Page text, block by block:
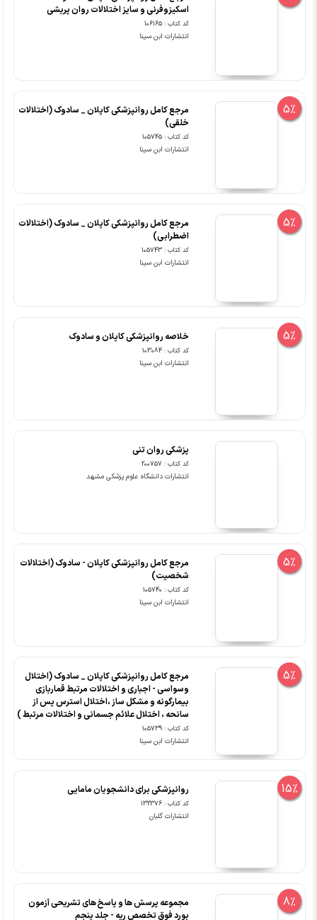
اسکیزوفرنی و سایز اختلالات روان پریشی
کد کتاب : 106165
انتشارات ابن سینا
5%
مرجع کامل روانپزشکی کاپلان _ سادوک (اختلالات
خلقی)
کد کتاب : 105745
انتشارات ابن سینا
5%
مرجع کامل روانپزشکی کاپلان _ سادوک (اختلالات
اضطرابی)
کد کتاب : 105743
انتشارات ابن سینا
5% خلاصه روانپزشکی کاپلان و سادوک
کد کتاب : 103084
انتشارات ابن سینا
پزشکی روان تنی
کد کتاب : 200757
انتشارات دانشگاه علوم پزشکی مشهد
5%
مرجع کامل روانپزشکی کاپلان - سادوک (اختلالات
شخصیت)
کد کتاب : 105740
انتشارات ابن سینا
5%
مرجع کامل روانپزشکی کاپلان _ سادوک (اختلال
وسواسی - اجباری و اختلالات مرتبط قماربازی
بیمارگونه و مشکل ساز ،اختلال استرس پس از
سانحه ، اختلال علائم جسمانی و اختلالات مرتبط )
کد کتاب : 105739
انتشارات ابن سینا
15% روانپزشکی برای دانشجویان مامایی
کد کتاب : 132376
انتشارات گلبان
8%
مجموعه پرسش ها و پاسخ های تشریحی آزمون
بورد فوق تخصص ریه - جلد پنجم